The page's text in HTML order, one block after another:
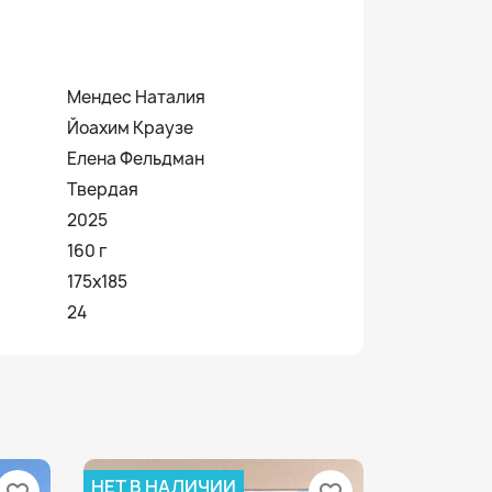
Мендес Наталия
Йоахим Краузе
Елена Фельдман
Твердая
2025
160 г
175x185
24
НЕТ В НАЛИЧИИ